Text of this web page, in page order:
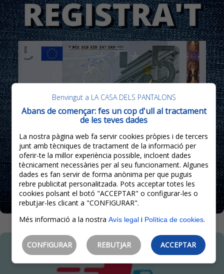
Benvingut a LA CASA DELS PANTALONS
Abans de començar: fes un cop d'ull al tractament
de les teves dades
La nostra pàgina web fa servir cookies pròpies i de tercers
junt amb tècniques de tractament de la informació per
oferir-te la millor experiència possible, incloent dades
tècnicament necessàries per al seu funcionament. Algunes
dades es fan servir de forma anònima per que puguis
rebre publicitat personalitzada. Pots acceptar totes les
cookies polsant el botó "ACCEPTAR" o configurar-les o
rebutjar-les clicant a "CONFIGURAR".
Més informació a la nostra Avís legali Política de cookies.
CONFIGURAR REBUTJAR ACCEPTAR